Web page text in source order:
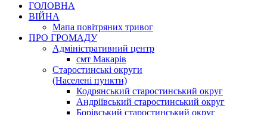
ГОЛОВНА
ВІЙНА
Мапа повітряних тривог
ПРО ГРОМАДУ
Aдміністративний центр
смт Макарів
Старостинські округи
(Населені пункти)
Кодрянський старостинський округ
Андріївський старостинський округ
Борівський старостинський округ